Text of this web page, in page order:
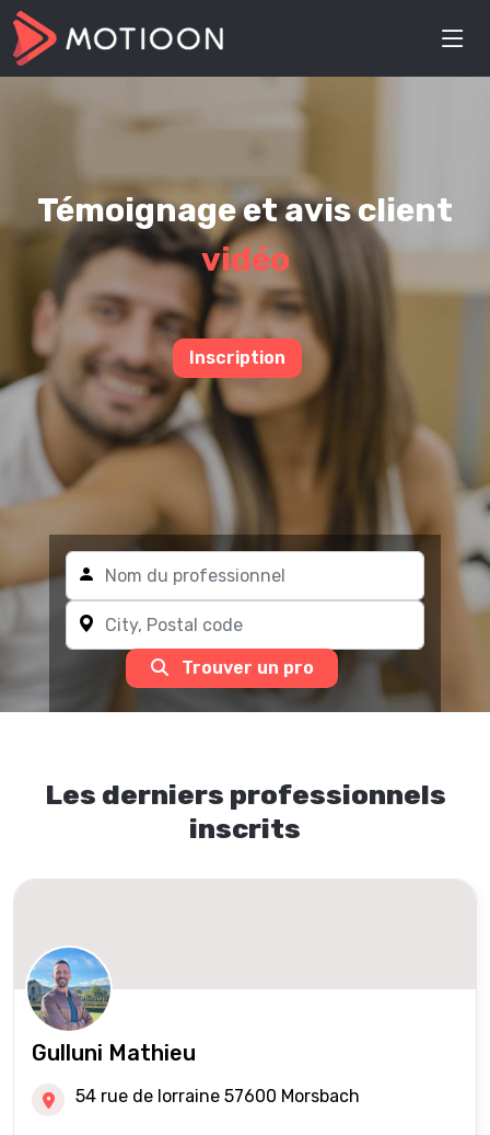
Témoignage et avis client
vidéo
Inscription
Trouver un pro
Les derniers professionnels
inscrits
Gulluni Mathieu
54 rue de lorraine 57600 Morsbach